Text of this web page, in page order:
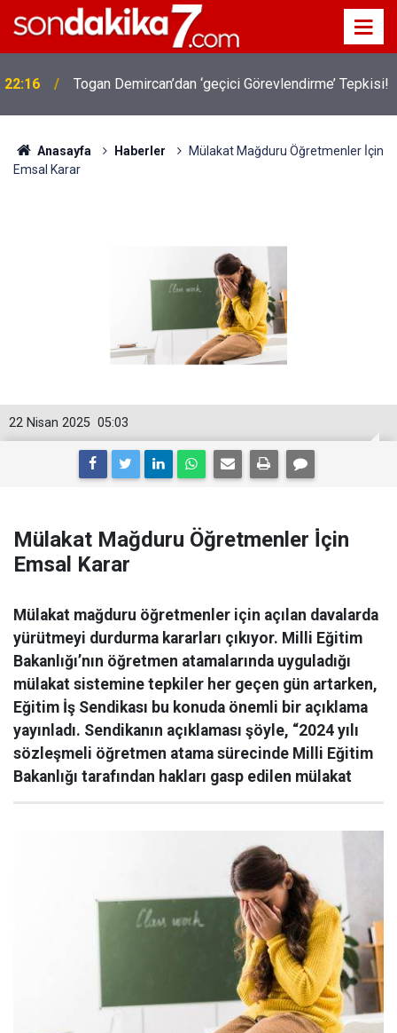
22:16 Togan Demircan’dan ‘geçici Görevlendirme’ Tepkisi!
Anasayfa Haberler
Mülakat Mağduru Öğretmenler İ̇çin
Emsal Karar
05:03
22 Nisan 2025
Mülakat Mağduru Öğretmenler İ̇çin
Emsal Karar
Mülakat mağduru öğretmenler için açılan davalarda
yürütmeyi durdurma kararları çıkıyor. Milli Eğitim
Bakanlığı’nın öğretmen atamalarında uyguladığı
mülakat sistemine tepkiler her geçen gün artarken,
Eğitim İş Sendikası bu konuda önemli bir açıklama
yayınladı. Sendikanın açıklaması şöyle, “2024 yılı
sözleşmeli öğretmen atama sürecinde Milli Eğitim
Bakanlığı tarafından hakları gasp edilen mülakat